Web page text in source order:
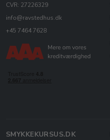
CVR: 27226329
info@ravstedhus.dk
+45 7464 7628
SMYKKEKURSUS.DK